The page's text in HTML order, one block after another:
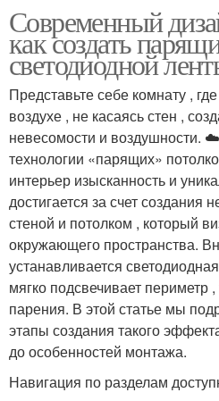
Современный
как создать
светодиодной
Представьте себе комнату ,
воздухе , не касаясь стен ,
невесомости и воздушности.
технологии «парящих»
интерьер изысканность и
достигается за счет создания
стеной и потолком , который
окружающего пространства.
устанавливается
мягко подсвечивает периметр
парения. В этой статье мы
этапы создания такого
до особенностей монтажа.
Навигация по разделам